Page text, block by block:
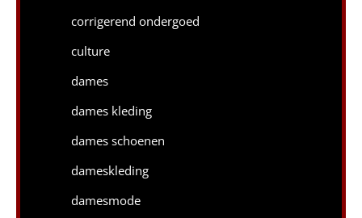
corrigerend ondergoed
culture
dames
dames kleding
dames schoenen
dameskleding
damesmode